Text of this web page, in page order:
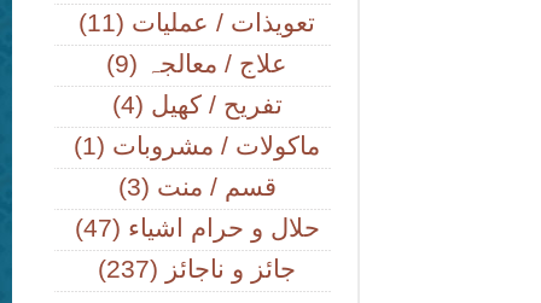
(11) تعویذات / عملیات
(9) علاج / معالجہ
(4) تفریح / کھیل
(1) ماکولات / مشروبات
(3) قسم / منت
(47) حلال و حرام اشیاء
(237) جائز و ناجائز